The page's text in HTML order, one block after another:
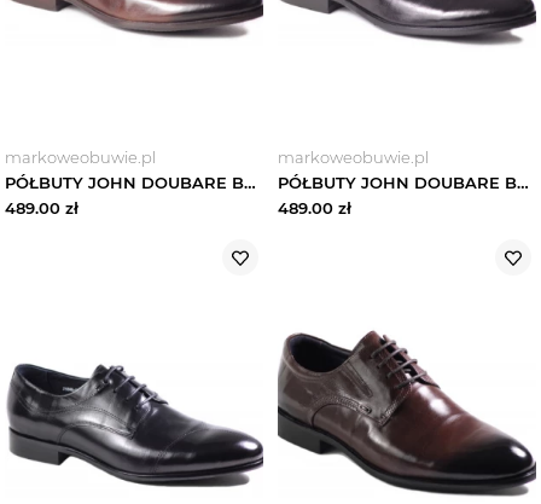
markoweobuwie.pl
PÓŁBUTY JOHN DOUBARE BY BROOMAN - Q13E-S45-A77 Brązowy
489.00 zł
markoweobuwie.pl
PÓŁBUTY JOHN DOUBARE BY BROOMAN - Q13E-S45-A78 Czarny
489.00 zł